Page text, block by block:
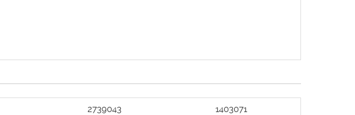
2739043 1403071